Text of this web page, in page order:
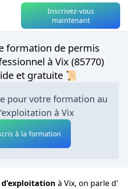
Inscrivez-vous
maintenant
formation de permis
à Vix (85770)
et gratuite 📜
pour votre formation au
à Vix
à la formation
d'exploitation à Vix, on parle d'